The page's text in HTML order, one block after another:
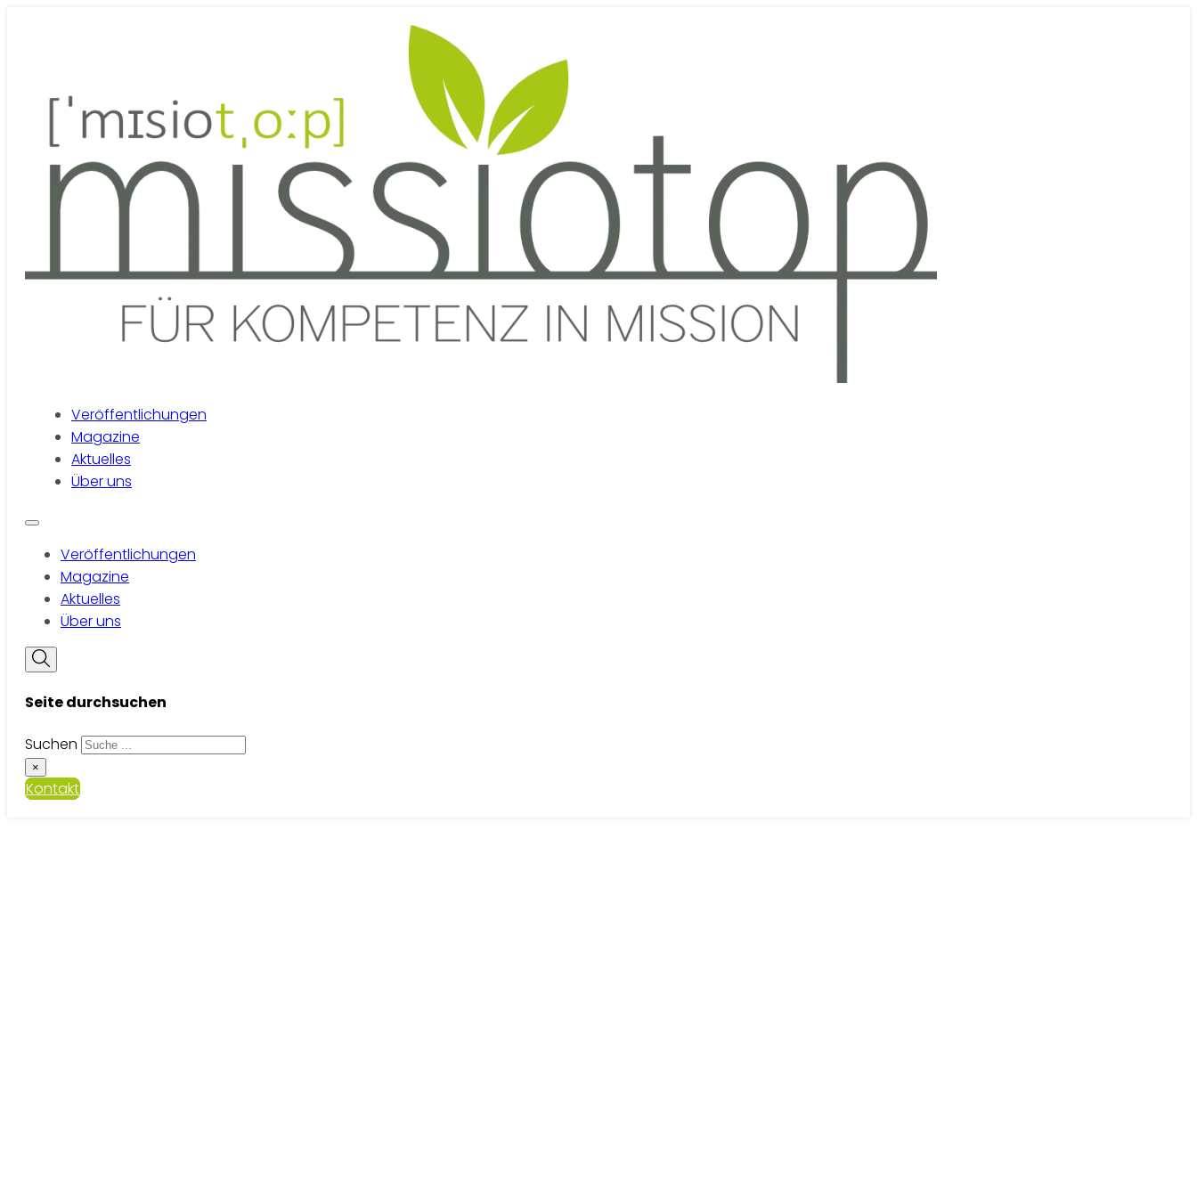
Veröffentlichungen
Magazine
Aktuelles
Über uns
Veröffentlichungen
Magazine
Aktuelles
Über uns
Seite durchsuchen
Suchen
×
Kontakt